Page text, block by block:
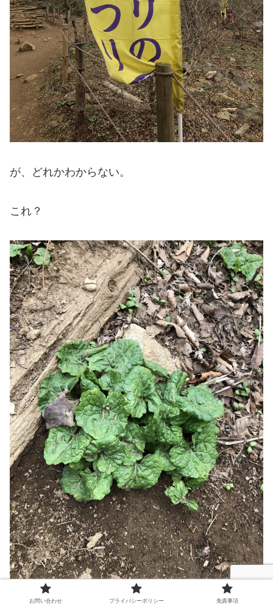
が、どれかわからない。
これ？
お問い合わせ プライバシーポリシー 免責事項